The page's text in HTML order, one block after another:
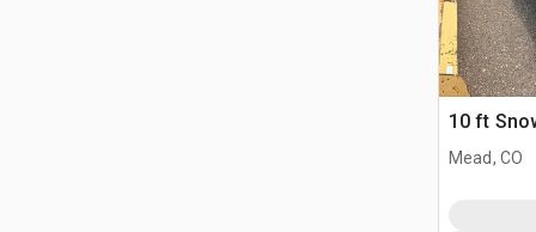
10 ft
Mead, CO